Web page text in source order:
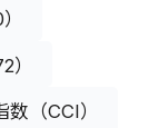
）
（CCI）